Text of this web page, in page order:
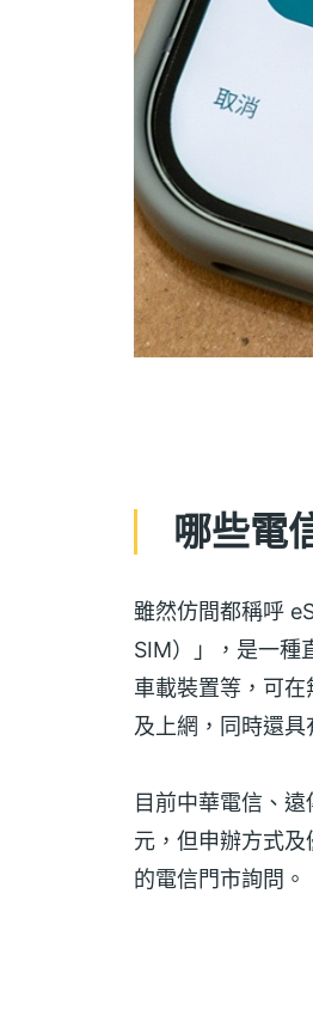
哪些電
雖然仿間都稱呼
SIM）」，是一種
車載裝置等，可
及上網，同時還
目前中華電信、
元，但申辦方式
的電信門市詢問。